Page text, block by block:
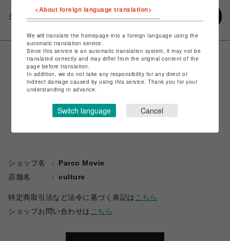
シェアする
ショップ名
Parco Movie
店舗名
culture
特定商取引法など法令に基づく表記は こちら
ショップお問い合わせは こちら
<About foreign language translation>
We will translate the homepage into a foreign language using the
automatic translation service.
Since this service is an automatic translation system, it may not be
translated correctly and may differ from the original content of the
page before translation.
In addition, we do not take any responsibility for any direct or
indirect damage caused by using this service. Thank you for your
understanding in advance.
Switch language Cancel